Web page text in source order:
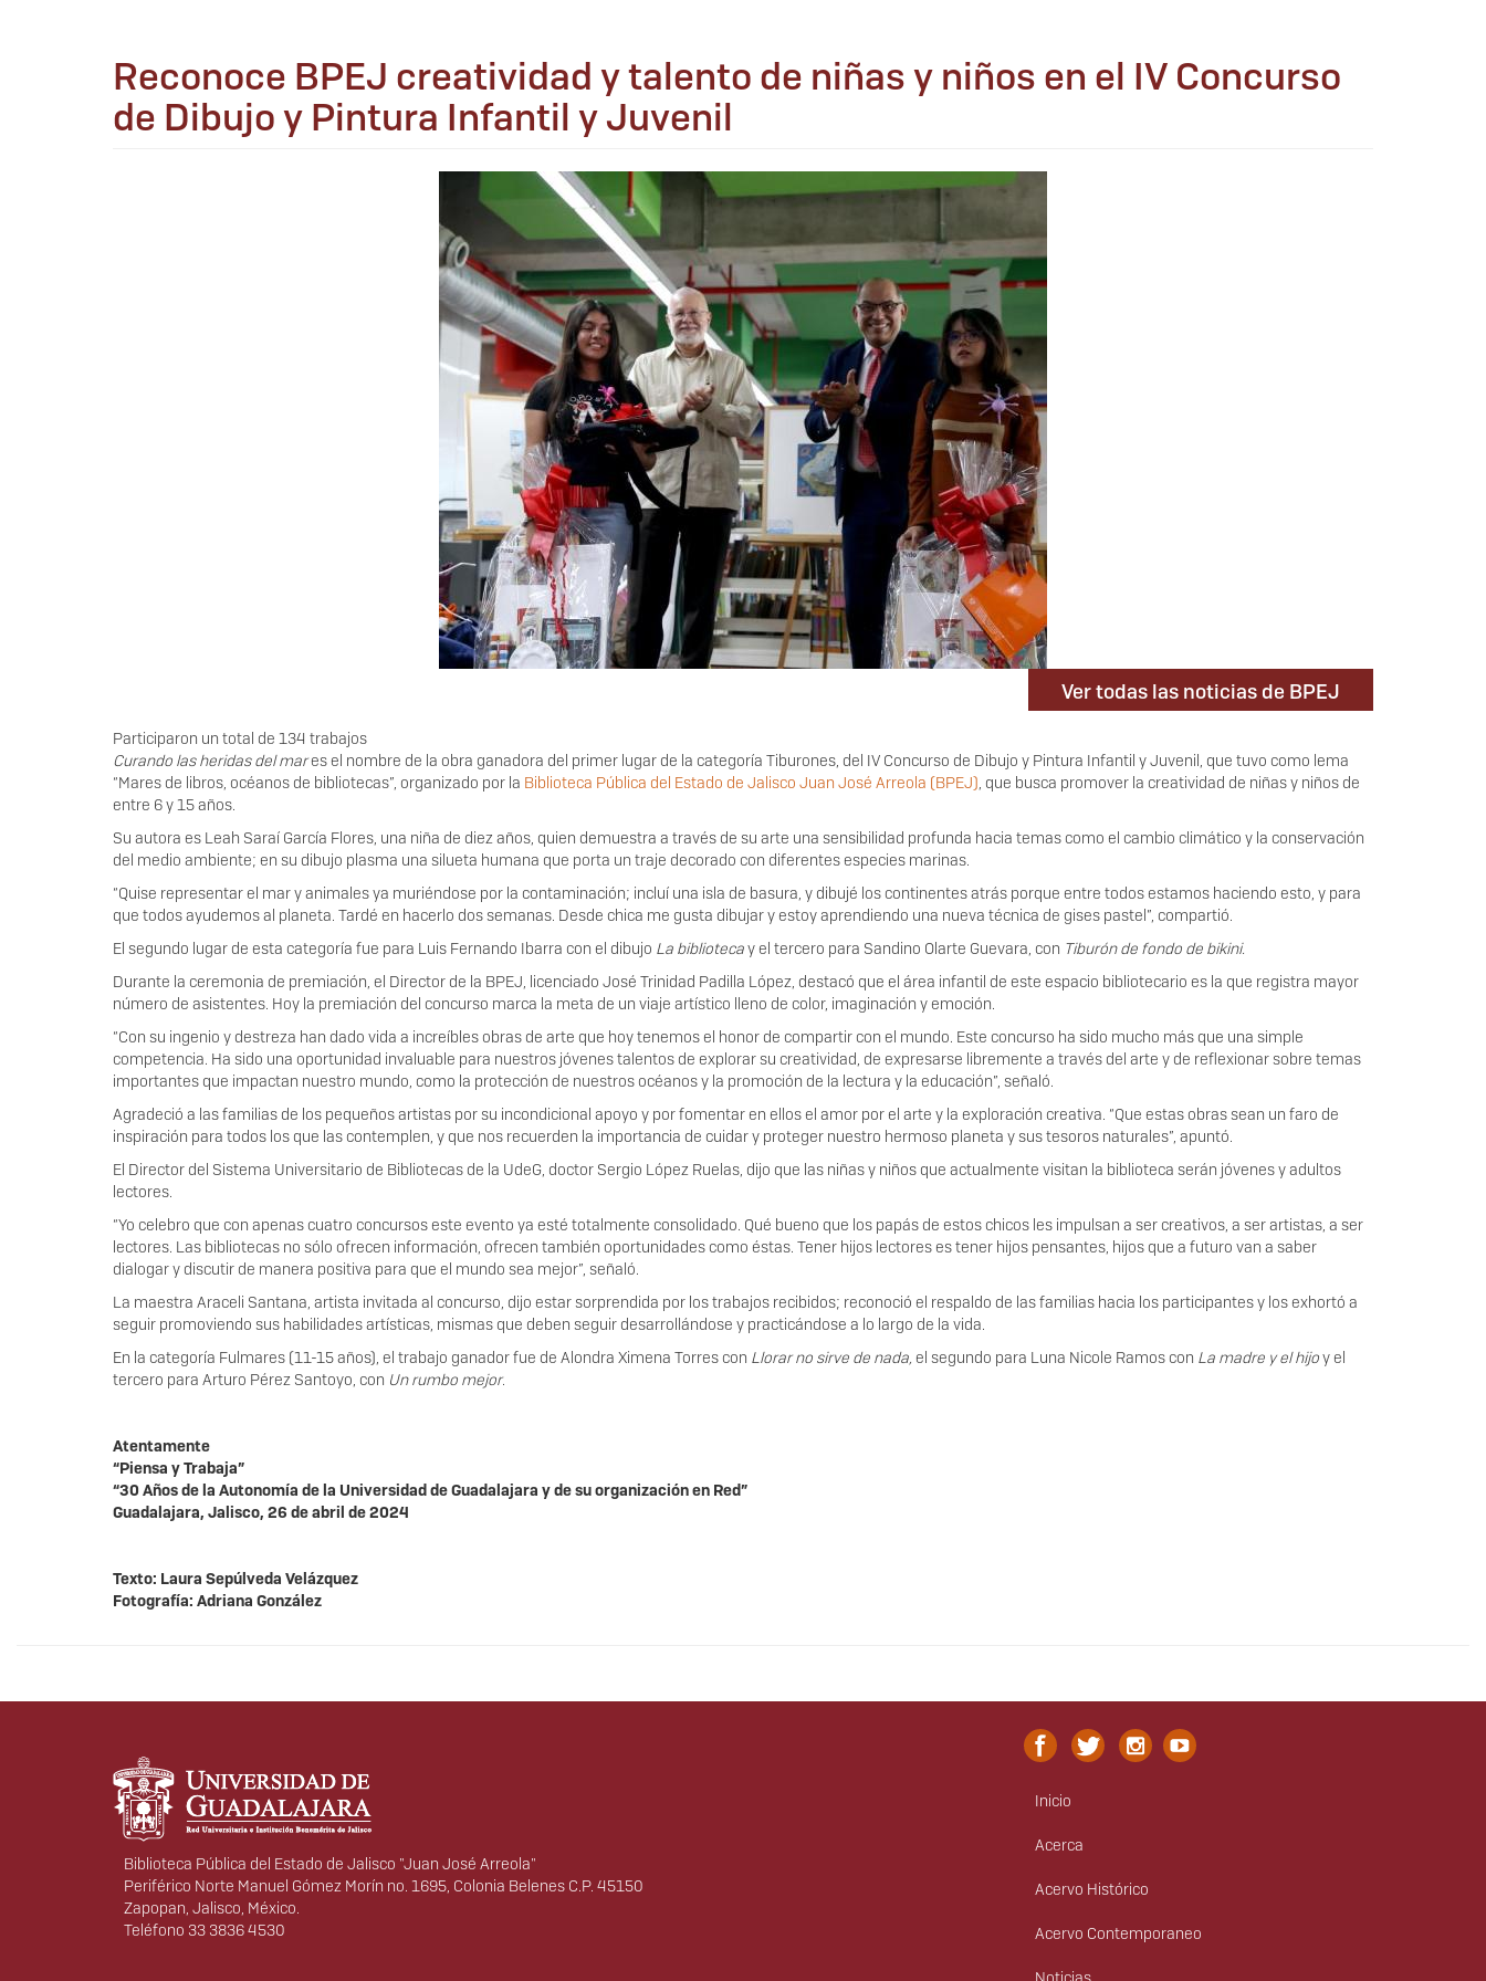
Reconoce BPEJ creatividad y talento de niñas y niños en el IV Concurso
de Dibujo y Pintura Infantil y Juvenil
Ver todas las noticias de BPEJ
Participaron un total de 134 trabajos
Curando las heridas del mares el nombre de la obra ganadora del primer lugar de la categoría Tiburones, del IV Concurso de Dibujo y Pintura Infantil y Juvenil, que tuvo como lema
“Mares de libros, océanos de bibliotecas”, organizado por la Biblioteca Pública del Estado de Jalisco Juan José Arreola (BPEJ), que busca promover la creatividad de niñas y niños de
entre 6 y 15 años.
Su autora es Leah Saraí García Flores, una niña de diez años, quien demuestra a través de su arte una sensibilidad profunda hacia temas como el cambio climático y la conservación
del medio ambiente; en su dibujo plasma una silueta humana que porta un traje decorado con diferentes especies marinas.
“Quise representar el mar y animales ya muriéndose por la contaminación; incluí una isla de basura, y dibujé los continentes atrás porque entre todos estamos haciendo esto, y para
que todos ayudemos al planeta. Tardé en hacerlo dos semanas. Desde chica me gusta dibujar y estoy aprendiendo una nueva técnica de gises pastel”, compartió.
El segundo lugar de esta categoría fue para Luis Fernando Ibarra con el dibujo La bibliotecay el tercero para Sandino Olarte Guevara, con Tiburón de fondo de bikini.
Durante la ceremonia de premiación, el Director de la BPEJ, licenciado José Trinidad Padilla López, destacó que el área infantil de este espacio bibliotecario es la que registra mayor
número de asistentes. Hoy la premiación del concurso marca la meta de un viaje artístico lleno de color, imaginación y emoción.
“Con su ingenio y destreza han dado vida a increíbles obras de arte que hoy tenemos el honor de compartir con el mundo. Este concurso ha sido mucho más que una simple
competencia. Ha sido una oportunidad invaluable para nuestros jóvenes talentos de explorar su creatividad, de expresarse libremente a través del arte y de reflexionar sobre temas
importantes que impactan nuestro mundo, como la protección de nuestros océanos y la promoción de la lectura y la educación”, señaló.
Agradeció a las familias de los pequeños artistas por su incondicional apoyo y por fomentar en ellos el amor por el arte y la exploración creativa. “Que estas obras sean un faro de
inspiración para todos los que las contemplen, y que nos recuerden la importancia de cuidar y proteger nuestro hermoso planeta y sus tesoros naturales”, apuntó.
El Director del Sistema Universitario de Bibliotecas de la UdeG, doctor Sergio López Ruelas, dijo que las niñas y niños que actualmente visitan la biblioteca serán jóvenes y adultos
lectores.
“Yo celebro que con apenas cuatro concursos este evento ya esté totalmente consolidado. Qué bueno que los papás de estos chicos les impulsan a ser creativos, a ser artistas, a ser
lectores. Las bibliotecas no sólo ofrecen información, ofrecen también oportunidades como éstas. Tener hijos lectores es tener hijos pensantes, hijos que a futuro van a saber
dialogar y discutir de manera positiva para que el mundo sea mejor”, señaló.
La maestra Araceli Santana, artista invitada al concurso, dijo estar sorprendida por los trabajos recibidos; reconoció el respaldo de las familias hacia los participantes y los exhortó a
seguir promoviendo sus habilidades artísticas, mismas que deben seguir desarrollándose y practicándose a lo largo de la vida.
En la categoría Fulmares (11-15 años), el trabajo ganador fue de Alondra Ximena Torres con Llorar no sirve de nada, el segundo para Luna Nicole Ramos con La madre y el hijoy el
tercero para Arturo Pérez Santoyo, con Un rumbo mejor.
Atentamente
“Piensa y Trabaja”
“30 Años de la Autonomía de la Universidad de Guadalajara y de su organización en Red”
Guadalajara, Jalisco, 26 de abril de 2024
Texto: Laura Sepúlveda Velázquez
Fotografía: Adriana González
Información del portal
Biblioteca Pública del Estado de Jalisco "Juan José Arreola"
Periférico Norte Manuel Gómez Morín no. 1695, Colonia Belenes C.P. 45150
Zapopan, Jalisco, México.
Teléfono 33 3836 4530
Menú
principal
Inicio
Acerca
Acervo Histórico
Acervo Contemporaneo